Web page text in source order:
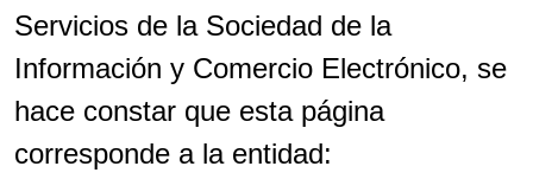
Servicios de la Sociedad de la
Información y Comercio Electrónico, se
hace constar que esta página
corresponde a la entidad: